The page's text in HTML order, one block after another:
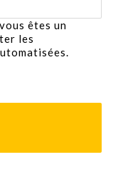
êtes un
les